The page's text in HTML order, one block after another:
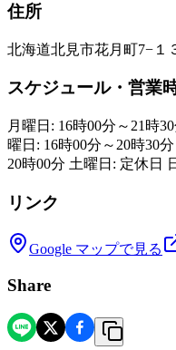
住所
北海道北見市花月町7−１
スケジュール・営業
月曜日: 16時00分～21時
曜日: 16時00分～20時30
20時00分 土曜日: 定休日
リンク
Google マップで見る
Share